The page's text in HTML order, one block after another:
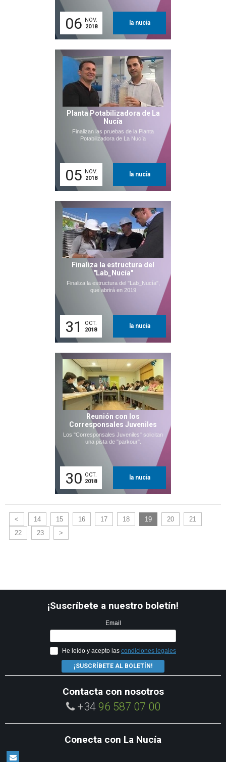
06 NOV.
2018
la nucia
Planta Potabilizadora de La
Nucía
Finalizan las pruebas de la Planta
Potabilizadora de La Nucía
05 NOV.
2018
la nucia
Finaliza la estructura del
"Lab_Nucía"
Finaliza la estructura del "Lab_Nucía",
que abrirá en 2019
31
OCT.
2018
la nucia
Reunión con los
Corresponsales Juveniles
Los "Corresponsales Juveniles" solicitan
una pista de "parkour".
30 OCT.
2018
la nucia
< 14 15 16 17 18 19 20
21
22
23 >
¡Suscríbete a nuestro boletín!
Email
He leído y acepto las condiciones legales
¡SUSCRÍBETE AL BOLETÍN!
Contacta con nosotros
+34 96 587 07 00
Conecta con La Nucía